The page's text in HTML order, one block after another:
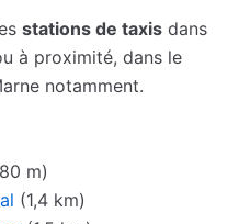
stations de taxis dans
à proximité, dans le
notamment.
m)
(1,4 km)